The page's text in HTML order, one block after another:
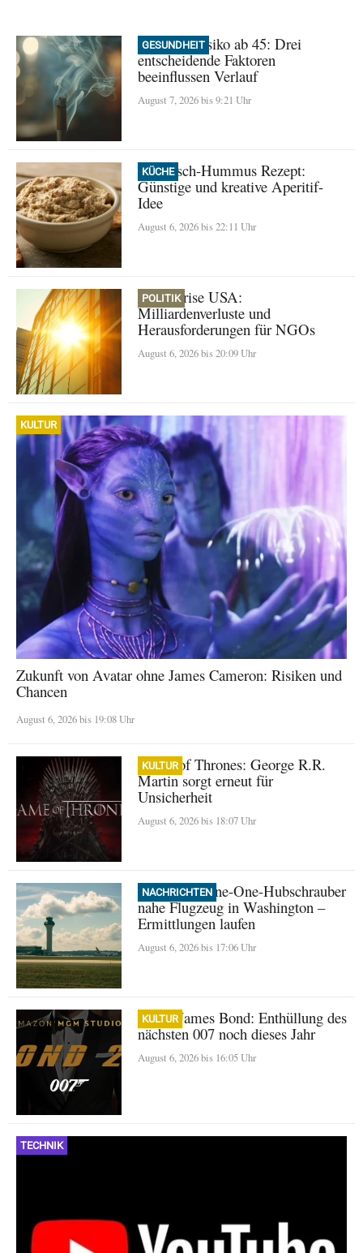
GESUNDHEIT
Demenz-Risiko ab 45: Drei
entscheidende Faktoren
beeinflussen Verlauf
August 7, 2026 bis 9:21 Uhr
KÜCHE
Thunfisch-Hummus Rezept:
Günstige und kreative Aperitif-
Idee
August 6, 2026 bis 22:11 Uhr
POLITIK
Klimakrise USA:
Milliardenverluste und
Herausforderungen für NGOs
August 6, 2026 bis 20:09 Uhr
KULTUR
Zukunft von Avatar ohne James Cameron: Risiken und
Chancen
August 6, 2026 bis 19:08 Uhr
KULTUR
Game of Thrones: George R.R.
Martin sorgt erneut für
Unsicherheit
August 6, 2026 bis 18:07 Uhr
NACHRICHTEN
Trump: Marine-One-Hubschrauber
nahe Flugzeug in Washington –
Ermittlungen laufen
August 6, 2026 bis 17:06 Uhr
KULTUR
Neuer James Bond: Enthüllung des
nächsten 007 noch dieses Jahr
August 6, 2026 bis 16:05 Uhr
TECHNIK